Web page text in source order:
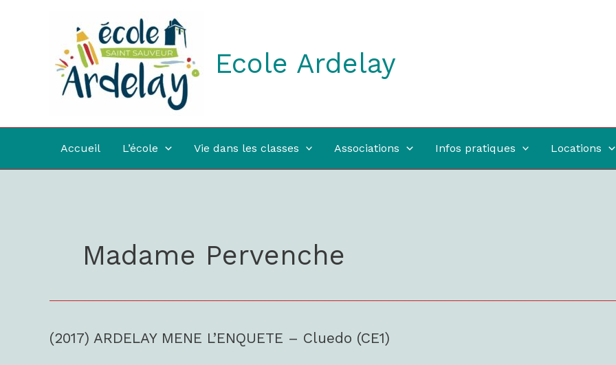
Ecole Ardelay
Accueil L’école Vie dans les classes Associations Infos pratiques Locations
Madame Pervenche
(2017) ARDELAY MENE L’ENQUETE – Cluedo (CE1)
(2017)